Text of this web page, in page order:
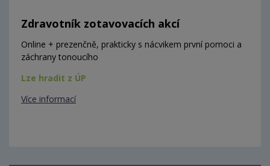
Zdravotník zotavovacích akcí
Online + prezenčně, prakticky s nácvikem první pomoci a
záchrany tonoucího
Lze hradit z ÚP
Více informací